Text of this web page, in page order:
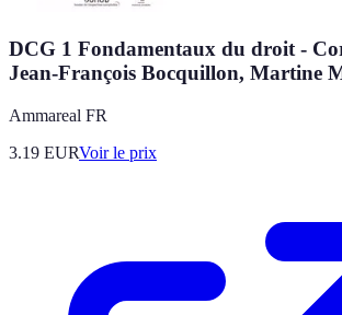
DCG 1 Fondamentaux du droit -
Jean-François Bocquillon, Martine
Ammareal FR
3.19 EURVoir le prix